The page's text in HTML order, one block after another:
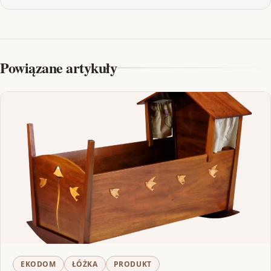
Powiązane artykuły
EKODOM ŁÓŻKA PRODUKT